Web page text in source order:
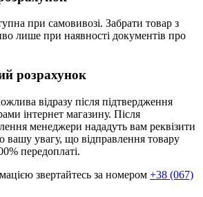
при самовивозі. Забрати товар з
лише при наявності документів про
розрахунок
відразу після підтвердження
інтернет магазину. Після
менеджери нададуть вам реквізити
вашу увагу, що відправлення товару
передоплаті.
звертайтесь за номером +38 (067)